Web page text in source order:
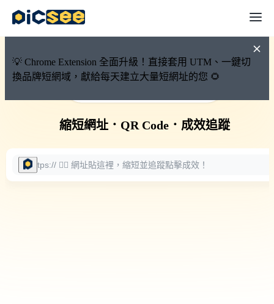
💡 Chrome Extension 全面升級！直接套用 UTM、一鍵切
換品牌短網域，獻給每天建立大量短網址的您 🌻
🚀 PicSee 短網址永久有效
縮短網址． QR Code． 成效追蹤